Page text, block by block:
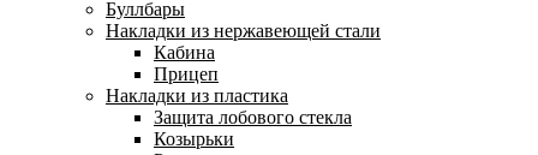
Буллбары
Накладки из нержавеющей стали
Кабина
Прицеп
Накладки из пластика
Защита лобового стекла
Козырьки